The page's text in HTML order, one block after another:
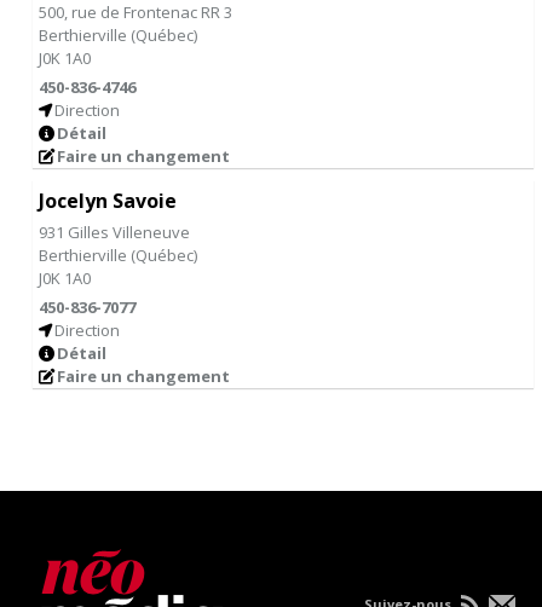
500, rue de Frontenac RR 3
Berthierville (Québec)
J0K 1A0
450-836-4746
Direction
Détail
Faire un changement
Jocelyn Savoie
931 Gilles Villeneuve
Berthierville (Québec)
J0K 1A0
450-836-7077
Direction
Détail
Faire un changement